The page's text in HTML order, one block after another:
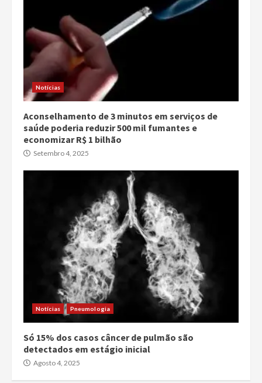
Notícias
Aconselhamento de 3 minutos em serviços de
saúde poderia reduzir 500 mil fumantes e
economizar R$ 1 bilhão
Setembro 4, 2025
Notícias Pneumologia
Só 15% dos casos câncer de pulmão são
detectados em estágio inicial
Agosto 4, 2025